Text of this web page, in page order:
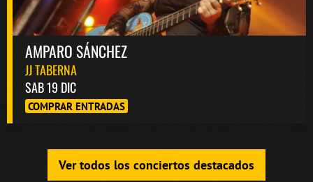
AMPARO SÁNCHEZ
JJ TABERNA
SAB 19 DIC
COMPRAR ENTRADAS
Ver todos los conciertos destacados